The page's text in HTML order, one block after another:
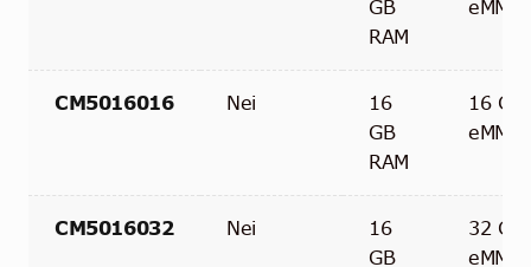
GB
RAM
eMMC
CM5016016 Nei
16
GB
RAM
16 GB
eMMC
CM5016032 Nei
16
GB
32 GB
eMMC